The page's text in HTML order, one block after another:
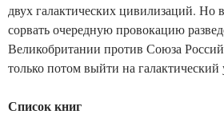
двух галактических цивилизаций. Но
сорвать очередную провокацию
Великобритании против Союза
только потом выйти на галактический
Список книг